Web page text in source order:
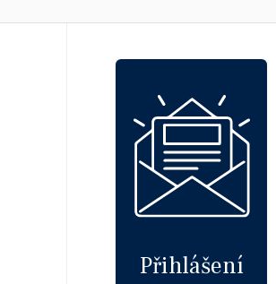
Přihlášení